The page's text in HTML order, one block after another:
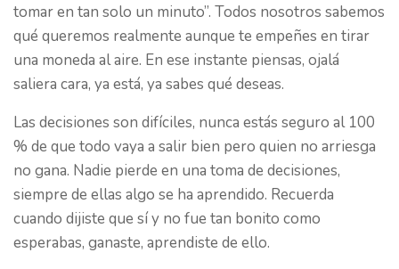
tomar en tan solo un minuto”. Todos nosotros sabemos
qué queremos realmente aunque te empeñes en tirar
una moneda al aire. En ese instante piensas, ojalá
saliera cara, ya está, ya sabes qué deseas.
Las decisiones son difíciles, nunca estás seguro al 100
% de que todo vaya a salir bien pero quien no arriesga
no gana. Nadie pierde en una toma de decisiones,
siempre de ellas algo se ha aprendido. Recuerda
cuando dijiste que sí y no fue tan bonito como
esperabas, ganaste, aprendiste de ello.